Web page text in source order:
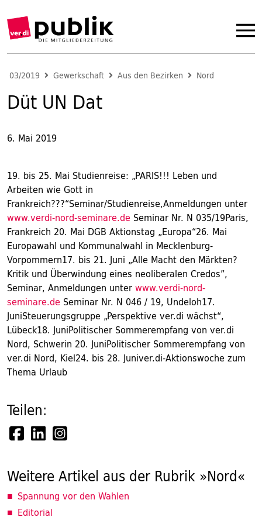
03/2019 Gewerkschaft Aus den Bezirken Nord
Düt UN Dat
6. Mai 2019
19. bis 25. Mai Studienreise: „PARIS!!! Leben und
Arbeiten wie Gott in
Frankreich???“Seminar/Studienreise,Anmeldungen unter
www.verdi-nord-seminare.de Seminar Nr. N 035/19Paris,
Frankreich 20. Mai DGB Aktionstag „Europa“26. Mai
Europawahl und Kommunalwahl in Mecklenburg-
Vorpommern17. bis 21. Juni „Alle Macht den Märkten?
Kritik und Überwindung eines neoliberalen Credos”,
Seminar, Anmeldungen unterwww.verdi-nord-
seminare.de Seminar Nr. N 046 / 19, Undeloh17.
JuniSteuerungsgruppe „Perspektive ver.di wächst“,
Lübeck18. JuniPolitischer Sommerempfang von ver.di
Nord, Schwerin 20. JuniPolitischer Sommerempfang von
ver.di Nord, Kiel24. bis 28. Juniver.di-Aktionswoche zum
Thema Urlaub
Teilen:
Weitere Artikel aus der Rubrik »Nord«
Spannung vor den Wahlen
Editorial